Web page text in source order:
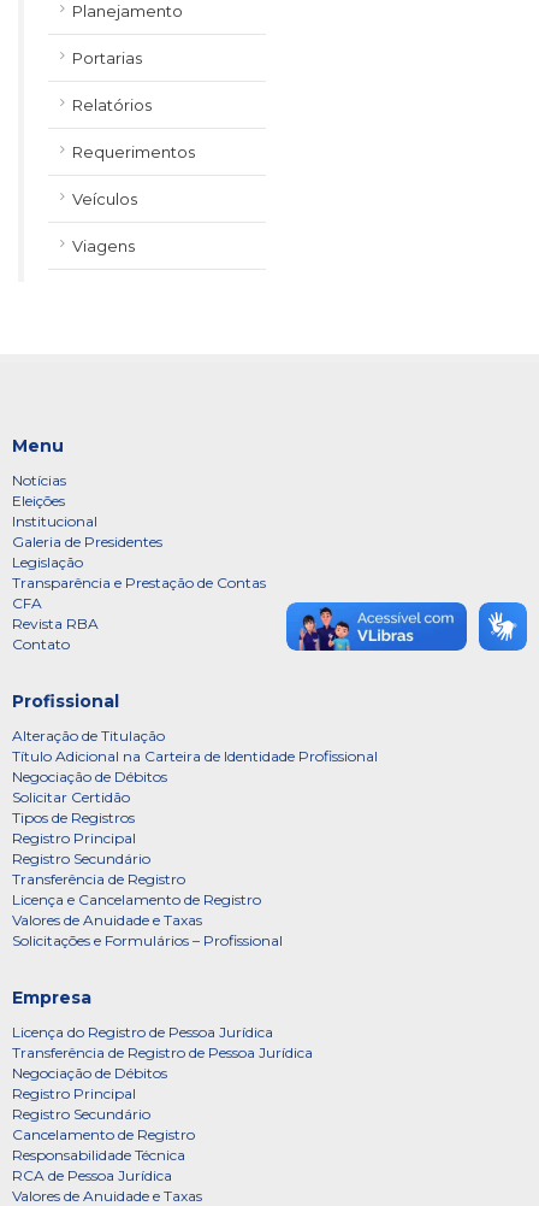
Planejamento
Portarias
Relatórios
Requerimentos
Veículos
Viagens
Menu
Notícias
Eleições
Institucional
Galeria de Presidentes
Legislação
Transparência e Prestação de Contas
CFA
Revista RBA
Contato
Profissional
Alteração de Titulação
Título Adicional na Carteira de Identidade Profissional
Negociação de Débitos
Solicitar Certidão
Tipos de Registros
Registro Principal
Registro Secundário
Transferência de Registro
Licença e Cancelamento de Registro
Valores de Anuidade e Taxas
Solicitações e Formulários – Profissional
Empresa
Licença do Registro de Pessoa Jurídica
Transferência de Registro de Pessoa Jurídica
Negociação de Débitos
Registro Principal
Registro Secundário
Cancelamento de Registro
Responsabilidade Técnica
RCA de Pessoa Jurídica
Valores de Anuidade e Taxas